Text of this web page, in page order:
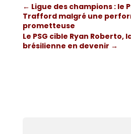
← Ligue des champions : le
Trafford malgré une
prometteuse
Le PSG cible Ryan Roberto,
brésilienne en devenir →